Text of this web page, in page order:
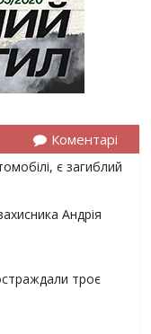
Коментарі
є загиблий
Андрія
троє